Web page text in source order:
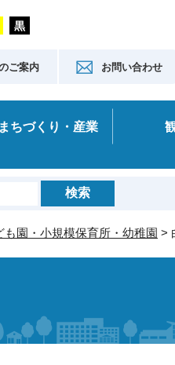
ご案内 お問い合わせ
まちづくり・産業
園・小規模保育所・幼稚園 >